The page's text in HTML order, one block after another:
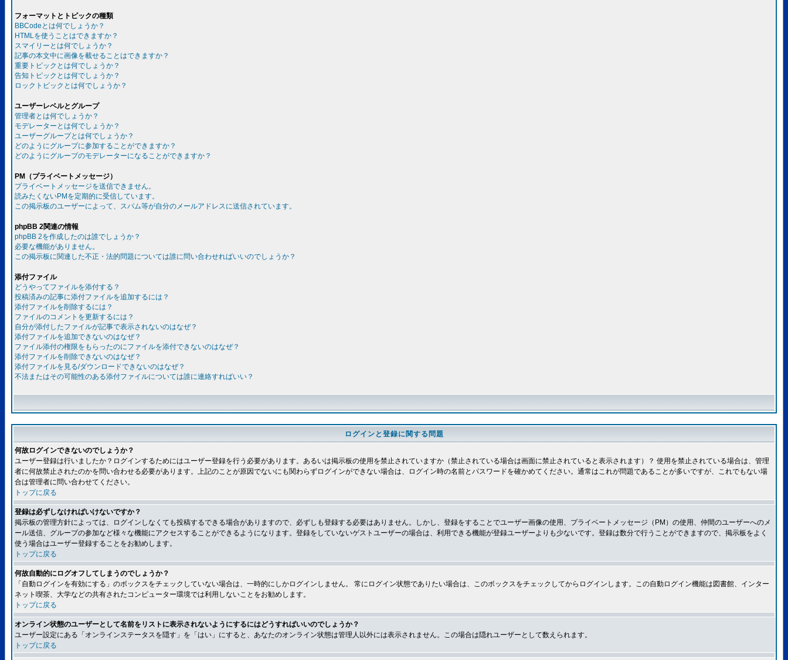
フォーマットとトピックの種類
BBCodeとは何でしょうか？
HTMLを使うことはできますか？
スマイリーとは何でしょうか？
記事の本文中に画像を載せることはできますか？
重要トピックとは何でしょうか？
告知トピックとは何でしょうか？
ロックトピックとは何でしょうか？
ユーザーレベルとグループ
管理者とは何でしょうか？
モデレーターとは何でしょうか？
ユーザーグループとは何でしょうか？
どのようにグループに参加することができますか？
どのようにグループのモデレーターになることができますか？
PM（プライベートメッセージ）
プライベートメッセージを送信できません。
読みたくないPMを定期的に受信しています。
この掲示板のユーザーによって、スパム等が自分のメールアドレスに送信されています。
phpBB 2関連の情報
phpBB 2を作成したのは誰でしょうか？
必要な機能がありません。
この掲示板に関連した不正・法的問題については誰に問い合わせればいいのでしょうか？
添付ファイル
どうやってファイルを添付する？
投稿済みの記事に添付ファイルを追加するには？
添付ファイルを削除するには？
ファイルのコメントを更新するには？
自分が添付したファイルが記事で表示されないのはなぜ？
添付ファイルを追加できないのはなぜ？
ファイル添付の権限をもらったのにファイルを添付できないのはなぜ？
添付ファイルを削除できないのはなぜ？
添付ファイルを見る/ダウンロードできないのはなぜ？
不法またはその可能性のある添付ファイルについては誰に連絡すればいい？
ログインと登録に関する問題
何故ログインできないのでしょうか？
ユーザー登録は行いましたか？ログインするためにはユーザー登録を行う必要があります。あるいは掲示板の使用を禁止されていますか（禁止されている場合は画面に禁止されていると表示されます）？ 使用を禁止されている場合は、管理
者に何故禁止されたのかを問い合わせる必要があります。上記のことが原因でないにも関わらずログインができない場合は、ログイン時の名前とパスワードを確かめてください。通常はこれが問題であることが多いですが、これでもない場
合は管理者に問い合わせてください。
トップに戻る
登録は必ずしなければいけないですか？
掲示板の管理方針によっては、ログインしなくても投稿するできる場合がありますので、必ずしも登録する必要はありません。しかし、登録をすることでユーザー画像の使用、プライベートメッセージ（PM）の使用、仲間のユーザーへのメ
ール送信、グループの参加など様々な機能にアクセスすることができるようになります。登録をしていないゲストユーザーの場合は、利用できる機能が登録ユーザーよりも少ないです。登録は数分で行うことができますので、掲示板をよく
使う場合はユーザー登録することをお勧めします。
トップに戻る
何故自動的にログオフしてしまうのでしょうか？
「自動ログインを有効にする」のボックスをチェックしていない場合は、一時的にしかログインしません。 常にログイン状態でありたい場合は、このボックスをチェックしてからログインします。この自動ログイン機能は図書館、インター
ネット喫茶、大学などの共有されたコンピューター環境では利用しないことをお勧めします。
トップに戻る
オンライン状態のユーザーとして名前をリストに表示されないようにするにはどうすればいいのでしょうか？
ユーザー設定にある「オンラインステータスを隠す」を「はい」にすると、あなたのオンライン状態は管理人以外には表示されません。この場合は隠れユーザーとして数えられます。
トップに戻る